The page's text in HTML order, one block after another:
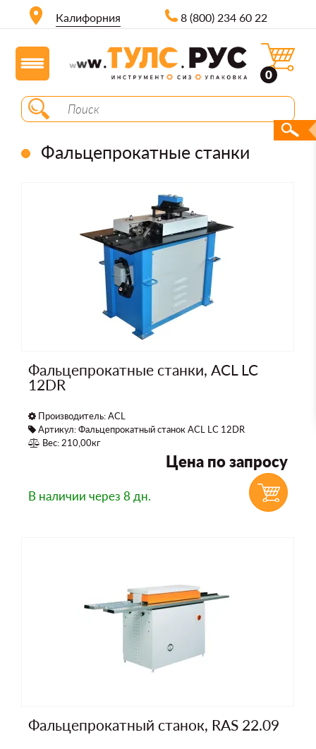
Калифорния 8 (800) 234 60 22
0
Фальцепрокатные станки
Фальцепрокатные станки, ACL LC
12DR
Производитель:ACL
Артикул: Фальцепрокатный станок ACL LC 12DR
Вес: 210,00кг
Цена по запросу
В наличии через 8 дн.
Фальцепрокатный станок, RAS 22.09